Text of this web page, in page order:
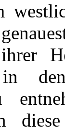
ihrer